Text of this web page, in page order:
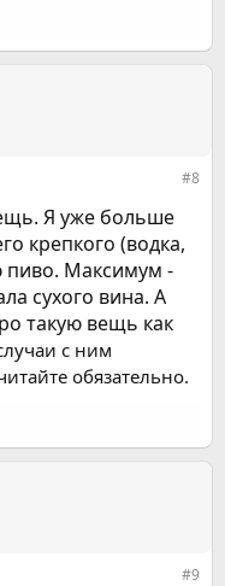
#8
Я уже больше
крепкого (водка,
пиво. Максимум -
сухого вина. А
такую вещь как
с ним
обязательно.
#9